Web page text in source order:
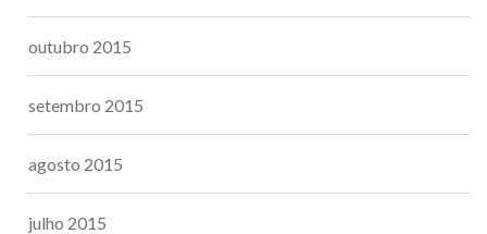
outubro 2015
setembro 2015
agosto 2015
julho 2015